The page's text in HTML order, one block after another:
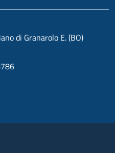
di Granarolo E. (BO)